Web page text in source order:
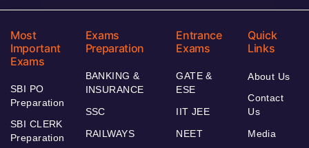
Most
Important
Exams
SBI PO
Preparation
SBI CLERK
Preparation
Exams
Preparation
BANKING &
INSURANCE
SSC
RAILWAYS
Entrance
Exams
GATE &
ESE
IIT JEE
NEET
Quick
Links
About Us
Contact
Us
Media